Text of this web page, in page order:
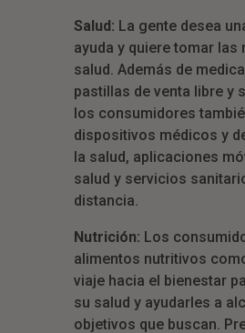
Salud: La gente desea
ayuda y quiere tomar las
salud. Además de
pastillas de venta libre y
los consumidores
dispositivos médicos y
la salud, aplicaciones
salud y servicios
distancia.
Nutrición: Los
alimentos nutritivos
viaje hacia el bienestar
su salud y ayudarles a
objetivos que buscan.